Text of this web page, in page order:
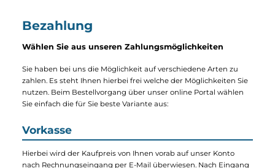
Bezahlung
Sie haben bei uns die Möglichkeit auf verschiedene Arten zu
zahlen. Es steht Ihnen hierbei frei welche der Möglichkeiten Sie
Sie einfach die für Sie beste Variante aus:
Vorkasse